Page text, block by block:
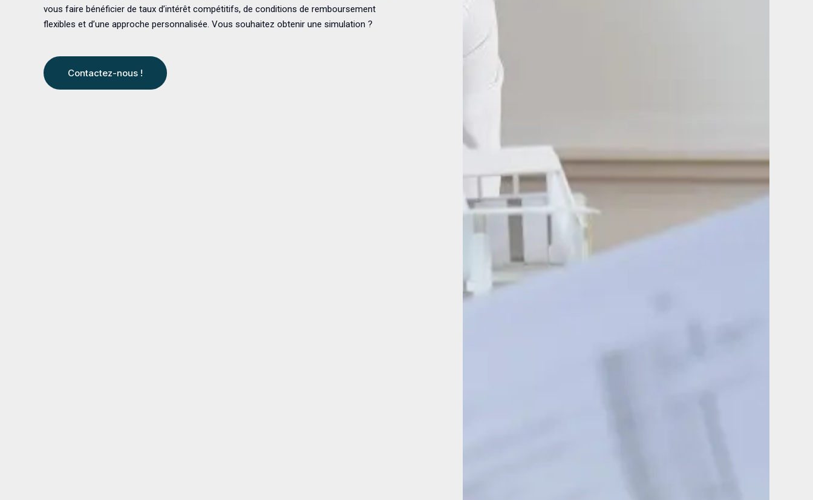
vous faire bénéficier de taux d’intérêt compétitifs, de conditions de remboursement
flexibles et d’une approche personnalisée. Vous souhaitez obtenir une simulation ?
Contactez-nous !